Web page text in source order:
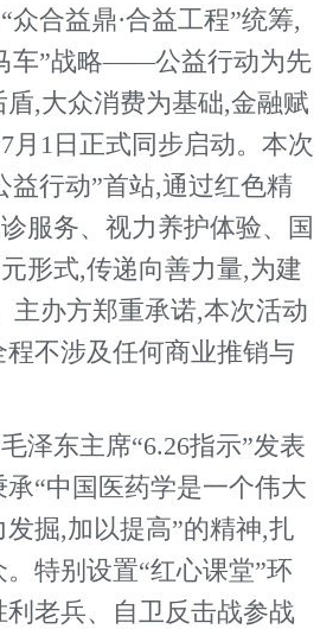
合益鼎·合益工程”统筹,
车”战略——公益行动为先
,大众消费为基础,金融赋
1日正式同步启动。本次
益行动”首站,通过红色精
服务、视力养护体验、国
形式,传递向善力量,为建
主办方郑重承诺,本次活动
程不涉及任何商业推销与
东主席“6.26指示”发表
承“中国医药学是一个伟大
掘,加以提高”的精神,扎
特别设置“红心课堂”环
老兵、自卫反击战参战